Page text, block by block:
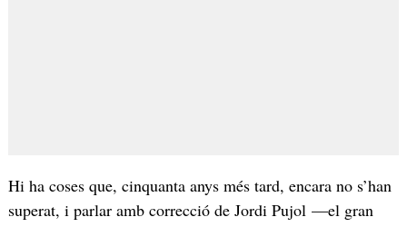
Hi ha coses que, cinquanta anys més tard, encara no s’han
superat, i parlar amb correcció de Jordi Pujol —el gran